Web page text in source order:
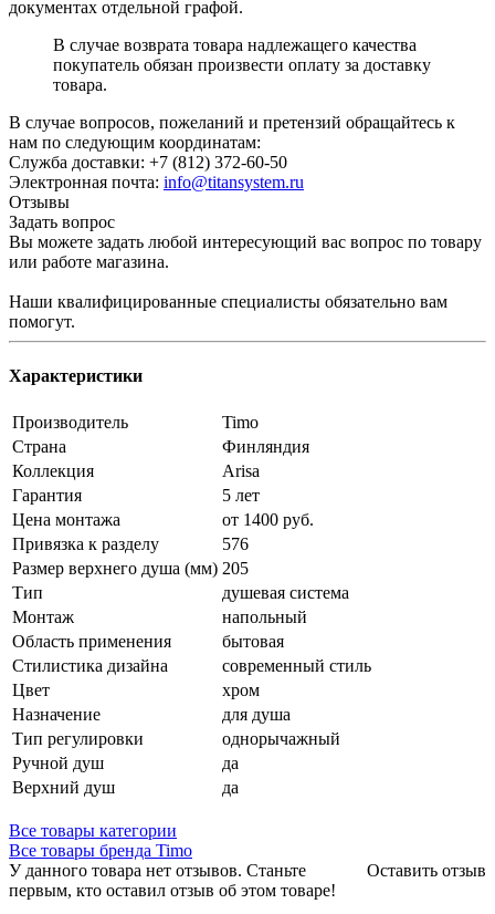
документах отдельной графой.
В случае возврата товара надлежащего качества
покупатель обязан произвести оплату за доставку
товара.
В случае вопросов, пожеланий и претензий обращайтесь к
нам по следующим координатам:
Служба доставки: +7 (812) 372-60-50
Электронная почта: info@titansystem.ru
Отзывы
Задать вопрос
Вы можете задать любой интересующий вас вопрос по товару
или работе магазина.
Наши квалифицированные специалисты обязательно вам
помогут.
Характеристики
Производитель
Timo
Страна
Финляндия
Коллекция
Arisa
Гарантия
5 лет
Цена монтажа
от 1400 руб.
Привязка к разделу
576
Размер верхнего душа (мм) 205
Тип
душевая система
Монтаж
напольный
Область применения
бытовая
Стилистика дизайна
современный стиль
Цвет
хром
Назначение
для душа
Тип регулировки
однорычажный
Ручной душ
да
Верхний душ
да
Все товары категории
Все товары бренда Timo
Оставить отзыв
У данного товара нет отзывов. Станьте
первым, кто оставил отзыв об этом товаре!